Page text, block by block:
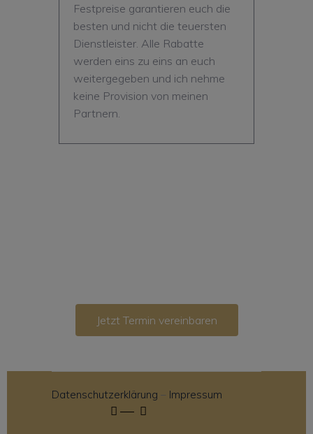
Festpreise garantieren euch die
besten und nicht die teuersten
Dienstleister. Alle Rabatte
werden eins zu eins an euch
weitergegeben und ich nehme
keine Provision von meinen
Partnern.
Jetzt Termin vereinbaren
Datenschutzerklärung – Impressum